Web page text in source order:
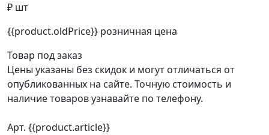
₽ шт
{{product.oldPrice}} розничная цена
Товар под заказ
Цены указаны без скидок и могут отличаться от
опубликованных на сайте. Точную стоимость и
наличие товаров узнавайте по телефону.
Арт. {{product.article}}